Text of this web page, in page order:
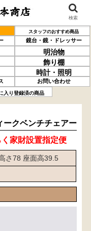
スタッフのおすすめ商品
鏡台・鏡・ドレッサー
明治物
飾り棚
時計・照明
お問い合わせ
入り登録済の商品
ークベンチチェアー
く家財設置指定便
さ78 座面高39.5
検索